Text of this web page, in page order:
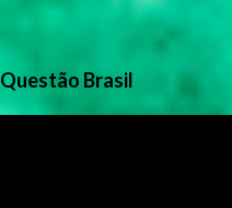
Questão Brasil